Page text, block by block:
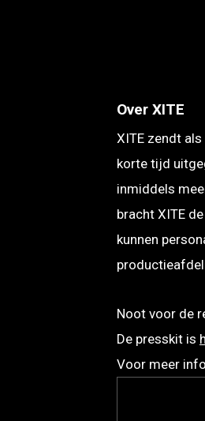
Over XITE
XITE zendt
korte tijd
inmiddels
bracht XITE
kunnen
Noot voor de
De presskit is
Voor meer